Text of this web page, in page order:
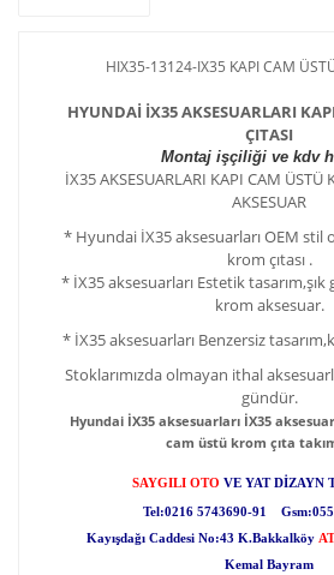
HIX35-13124-IX35 KAPI CAM
HYUNDAİ İX35 AKSESUARLARI
ÇITASI
Montaj işçiliği ve kdv
İX35 AKSESUARLARI KAPI CAM
AKSESUAR
* Hyundai İX35 aksesuarları OEM stil
krom çıtası .
* İX35 aksesuarları Estetik
krom aksesuar.
* İX35 aksesuarları Benzersiz
Stoklarımızda olmayan ithal
gündür.
Hyundai İX35 aksesuarları İX35
cam üstü krom çıta
SAYGILI OTO VE YAT DİZAYN
Tel:0216 5743690-91
Kayışdağı Caddesi No:43 K.Bakkalköy
Kemal Bayram